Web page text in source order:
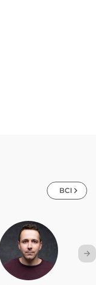
ВСІ